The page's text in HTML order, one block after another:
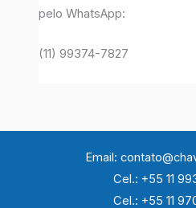
pelo WhatsApp:
(11) 99374-7827
Email:
Cel.: +55 11
Cel.: +55 11